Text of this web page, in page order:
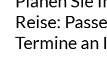
Reise:
Termine an